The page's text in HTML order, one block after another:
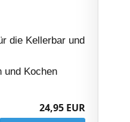
die Kellerbar und
und Kochen
24,95 EUR